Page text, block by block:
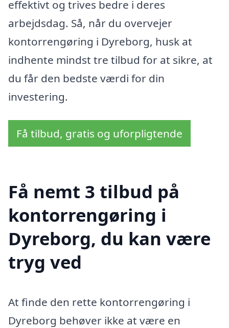
effektivt og trives bedre i deres
arbejdsdag. Så, når du overvejer
kontorrengøring i Dyreborg, husk at
indhente mindst tre tilbud for at sikre, at
du får den bedste værdi for din
investering.
Få tilbud, gratis og uforpligtende
Få nemt 3 tilbud på
kontorrengøring i
Dyreborg, du kan være
tryg ved
At finde den rette kontorrengøring i
Dyreborg behøver ikke at være en